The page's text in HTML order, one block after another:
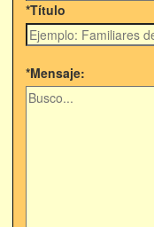
*Título
*Mensaje: